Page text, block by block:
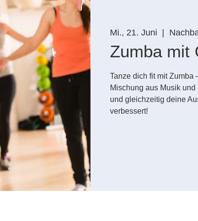
Mi., 21. Juni
Zumba mit
Tanze dich fit mit Zumba
Mischung aus Musik
und gleichzeitig deine
verbessert!